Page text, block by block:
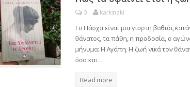
0 karkinaki
Το Πάσχα είναι μια γιορτή βαθιάς
θάνατος, τα πάθη, η προδοσία, ο
μήνυμα: Η Αγάπη. Η ζωή νικά τον
όσο και…
Read more